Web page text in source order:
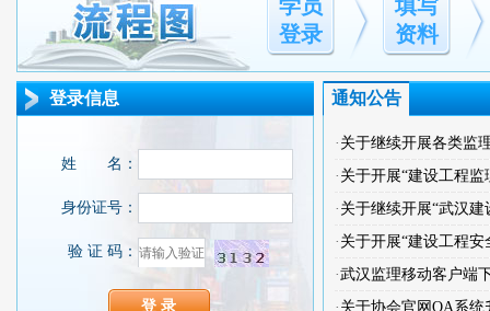
学员
登录
填写
资料
通知公告
· 关于继续开展各类监
· 关于开展“建设工程
· 关于继续开展“武汉建设工程监理从业人员
· 关于开展“建设工程安全生产监理
·武汉监理移动客户端
· 关于协会官网OA系统升级操作